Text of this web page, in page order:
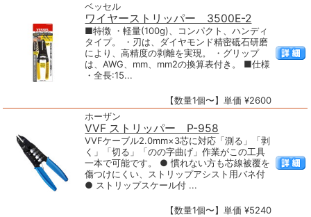
ベッセル
ワイヤーストリッパー 3500E-2
■特徴 ・軽量(100g)、コンパクト、ハンディ
タイプ。 ・刃は、ダイヤモンド精密砥石研磨
により、高精度の剥離を実現。 ・グリップ
は、AWG、mm、mm2の換算表付き。 ■仕様
・全長:15...
【数量1個〜】単価 ¥2600
ホーザン
VVF ストリッパー P-958
VVFケーブル2.0mm×3芯に対応「測る」「剥
く」「切る」「のの字曲げ」作業がこの工具
一本で可能です。 ● 慣れない方も芯線被覆を
傷つけにくい、ストリップアシスト用バネ付
● ストリップスケール付 ...
【数量1個〜】単価 ¥5240